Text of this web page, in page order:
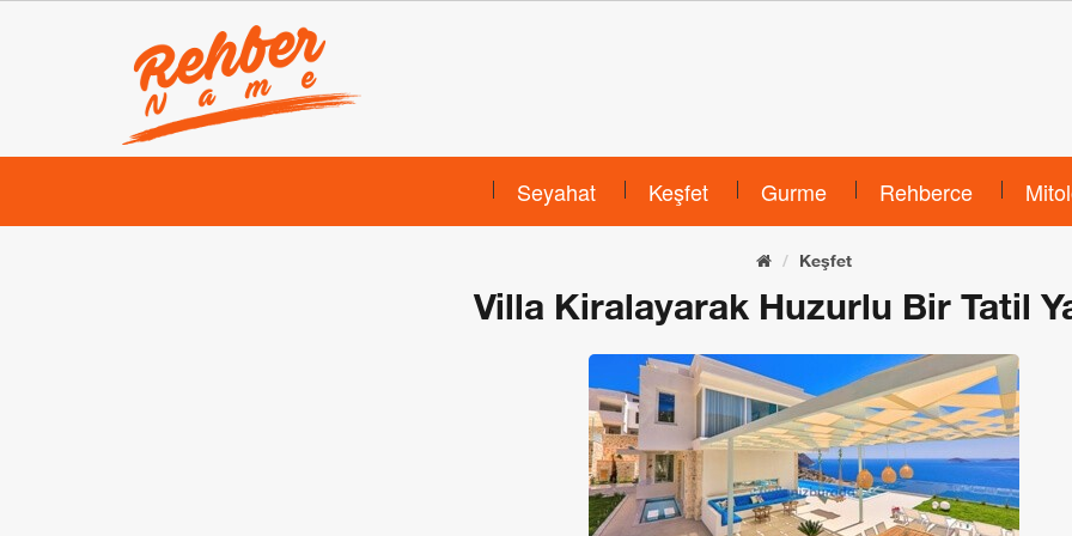
Seyahat Keşfet Gurme Rehberce
Keşfet
Villa Kiralayarak Huzurlu Bir Tatil